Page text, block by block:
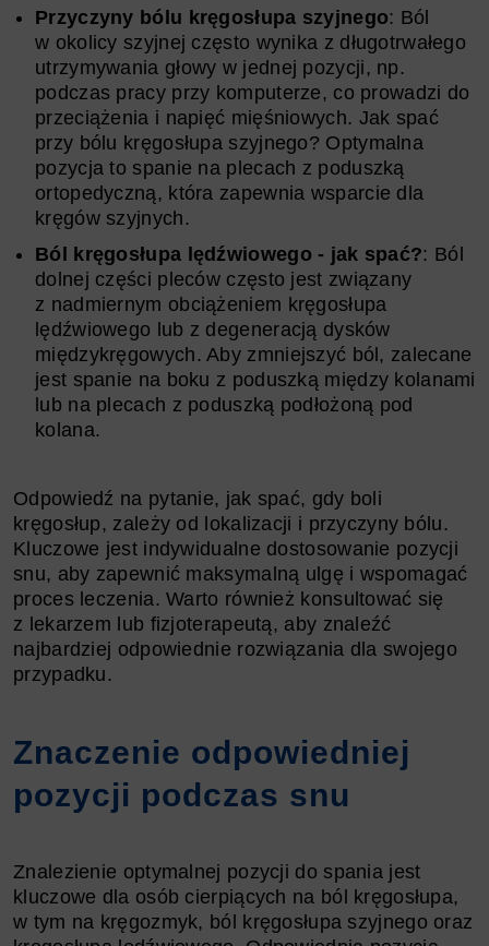
Przyczyny bólu kręgosłupa szyjnego: Ból
w okolicy szyjnej często wynika z długotrwałego
utrzymywania głowy w jednej pozycji, np.
podczas pracy przy komputerze, co prowadzi do
przeciążenia i napięć mięśniowych. Jak spać
przy bólu kręgosłupa szyjnego? Optymalna
pozycja to spanie na plecach z poduszką
ortopedyczną, która zapewnia wsparcie dla
kręgów szyjnych.
Ból kręgosłupa lędźwiowego - jak spać?: Ból
dolnej części pleców często jest związany
z nadmiernym obciążeniem kręgosłupa
lędźwiowego lub z degeneracją dysków
międzykręgowych. Aby zmniejszyć ból, zalecane
jest spanie na boku z poduszką między kolanami
lub na plecach z poduszką podłożoną pod
kolana.
Odpowiedź na pytanie, jak spać, gdy boli
kręgosłup, zależy od lokalizacji i przyczyny bólu.
Kluczowe jest indywidualne dostosowanie pozycji
snu, aby zapewnić maksymalną ulgę i wspomagać
proces leczenia. Warto również konsultować się
z lekarzem lub fizjoterapeutą, aby znaleźć
najbardziej odpowiednie rozwiązania dla swojego
przypadku.
Znaczenie odpowiedniej
pozycji podczas snu
Znalezienie optymalnej pozycji do spania jest
kluczowe dla osób cierpiących na ból kręgosłupa,
w tym na kręgozmyk, ból kręgosłupa szyjnego oraz